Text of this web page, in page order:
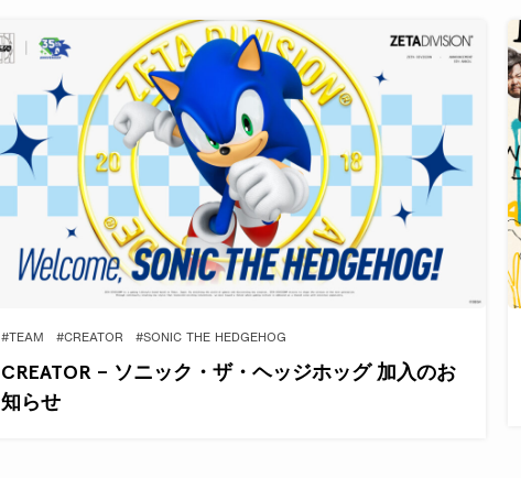
#TEAM #CREATOR #SONIC THE HEDGEHOG
CREATOR – ソニック・ザ・ヘッジホッグ 加入のお
知らせ